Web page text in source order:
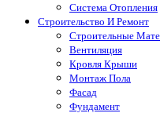
Система Отопления
Строительство И Ремонт
Строительные
Вентиляция
Кровля Крыши
Монтаж Пола
Фасад
Фундамент